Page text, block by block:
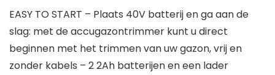
EASY TO START – Plaats 40V batterij en ga aan de
slag: met de accugazontrimmer kunt u direct
beginnen met het trimmen van uw gazon, vrij en
zonder kabels – 2 2Ah batterijen en een lader